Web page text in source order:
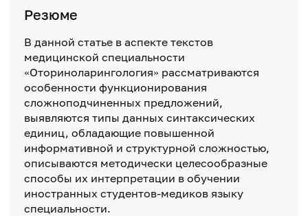
Резюме
В данной статье в аспекте текстов
медицинской специальности
«Оториноларингология» рассматриваются
особенности функционирования
сложноподчиненных предложений,
выявляются типы данных синтаксических
единиц, обладающие повышенной
информативной и структурной сложностью,
описываются методически целесообразные
способы их интерпретации в обучении
иностранных студентов-медиков языку
специальности.